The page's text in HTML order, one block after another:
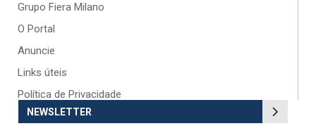
Grupo Fiera Milano
O Portal
Anuncie
Links úteis
Política de Privacidade
NEWSLETTER